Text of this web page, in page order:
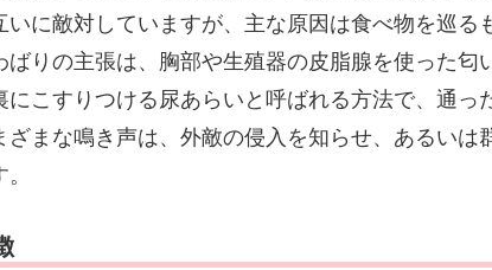
いに敵対していますが、主な原因は食べ物を巡る
ばりの主張は、胸部や生殖器の皮脂腺を使った匂
にこすりつける尿あらいと呼ばれる方法で、通っ
ざまな鳴き声は、外敵の侵入を知らせ、あるいは